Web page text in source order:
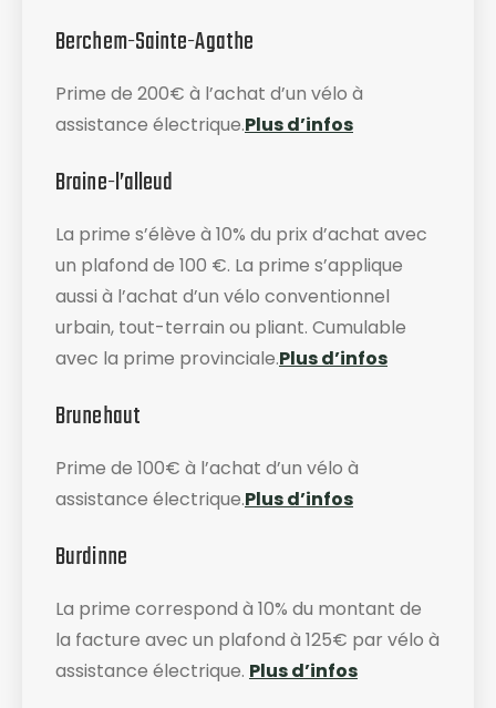
Berchem-Sainte-Agathe
Prime de 200€ à l’achat d’un vélo à
assistance électrique.Plus d’infos
Braine-l’alleud
La prime s’élève à 10% du prix d’achat avec
un plafond de 100 €. La prime s’applique
aussi à l’achat d’un vélo conventionnel
urbain, tout-terrain ou pliant. Cumulable
avec la prime provinciale.Plus d’infos
Brunehaut
Prime de 100€ à l’achat d’un vélo à
assistance électrique.Plus d’infos
Burdinne
La prime correspond à 10% du montant de
la facture avec un plafond à 125€ par vélo à
assistance électrique. Plus d’infos